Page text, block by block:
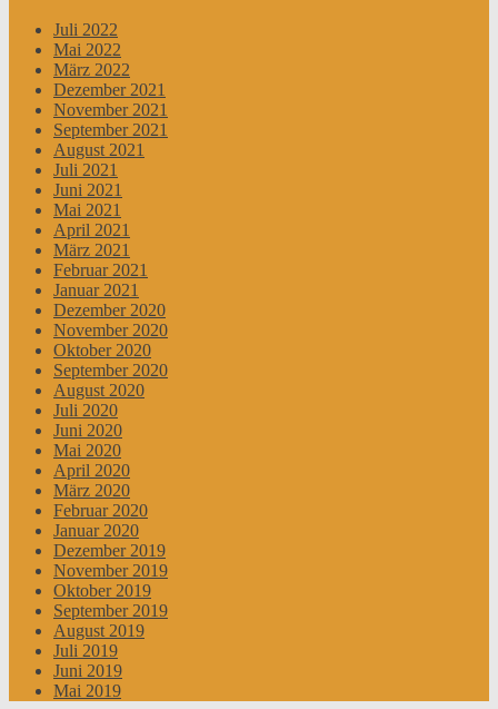
Juli 2022
Mai 2022
März 2022
Dezember 2021
November 2021
September 2021
August 2021
Juli 2021
Juni 2021
Mai 2021
April 2021
März 2021
Februar 2021
Januar 2021
Dezember 2020
November 2020
Oktober 2020
September 2020
August 2020
Juli 2020
Juni 2020
Mai 2020
April 2020
März 2020
Februar 2020
Januar 2020
Dezember 2019
November 2019
Oktober 2019
September 2019
August 2019
Juli 2019
Juni 2019
Mai 2019